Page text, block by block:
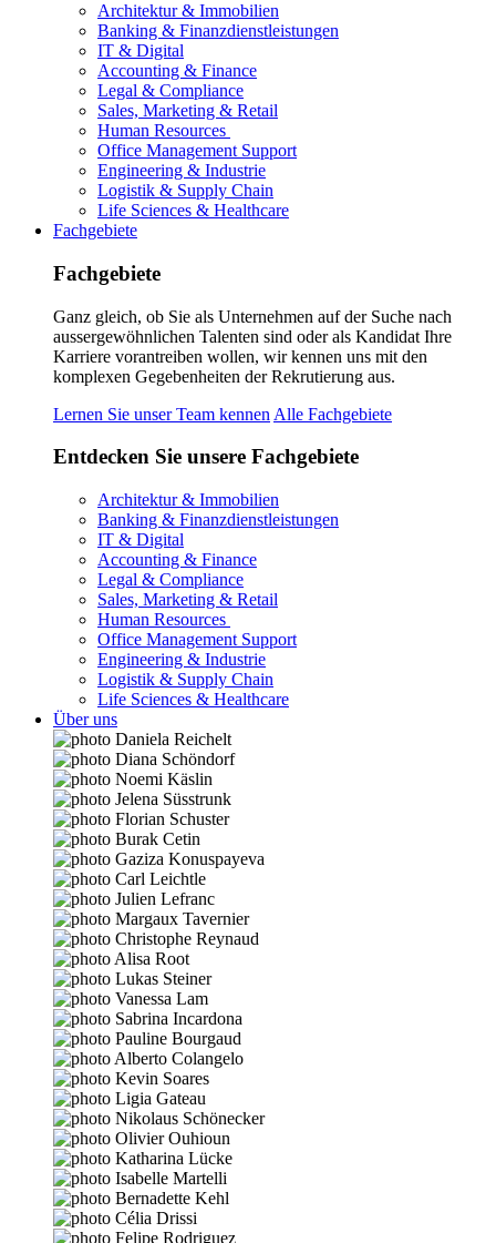
Architektur & Immobilien
Banking & Finanzdienstleistungen
IT & Digital
Accounting & Finance
Legal & Compliance
Sales, Marketing & Retail
Human Resources
Office Management Support
Engineering & Industrie
Logistik & Supply Chain
Life Sciences & Healthcare
Fachgebiete
Fachgebiete
Ganz gleich, ob Sie als Unternehmen auf der Suche nach
aussergewöhnlichen Talenten sind oder als Kandidat Ihre
Karriere vorantreiben wollen, wir kennen uns mit den
komplexen Gegebenheiten der Rekrutierung aus.
Lernen Sie unser Team kennen Alle Fachgebiete
Entdecken Sie unsere Fachgebiete
Architektur & Immobilien
Banking & Finanzdienstleistungen
IT & Digital
Accounting & Finance
Legal & Compliance
Sales, Marketing & Retail
Human Resources
Office Management Support
Engineering & Industrie
Logistik & Supply Chain
Life Sciences & Healthcare
Über uns